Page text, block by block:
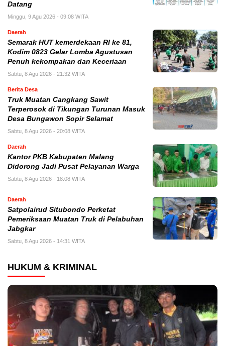
Datang
Minggu, 9 Agu 2026 - 09:08 WITA
Daerah
Semarak HUT kemerdekaan RI ke 81,
Kodim 0823 Gelar Lomba Agustusan
Penuh kekompakan dan Keceriaan
Sabtu, 8 Agu 2026 - 21:32 WITA
Berita Desa
Truk Muatan Cangkang Sawit
Terperosok di Tikungan Turunan Masuk
Desa Bungawon Sopir Selamat
Sabtu, 8 Agu 2026 - 20:08 WITA
Daerah
Kantor PKB Kabupaten Malang
Didorong Jadi Pusat Pelayanan Warga
Sabtu, 8 Agu 2026 - 18:08 WITA
Daerah
Satpolairud Situbondo Perketat
Pemeriksaan Muatan Truk di Pelabuhan
Jabgkar
Sabtu, 8 Agu 2026 - 14:31 WITA
HUKUM & KRIMINAL